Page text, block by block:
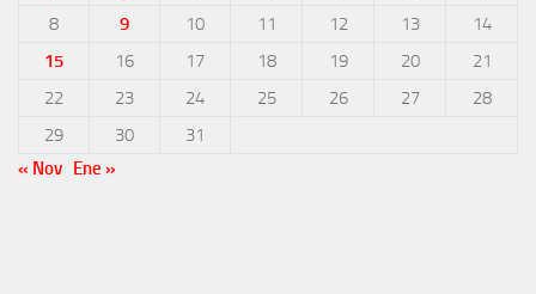
8
9 10 11 12 13
14
15
16 17 18 19 20
21
22
23 24 25 26 27
28
29
30
31
« Nov Ene »